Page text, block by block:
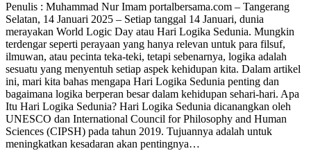
Penulis : Muhammad Nur Imam portalbersama.com – Tangerang
Selatan, 14 Januari 2025 – Setiap tanggal 14 Januari, dunia
merayakan World Logic Day atau Hari Logika Sedunia. Mungkin
terdengar seperti perayaan yang hanya relevan untuk para filsuf,
ilmuwan, atau pecinta teka-teki, tetapi sebenarnya, logika adalah
sesuatu yang menyentuh setiap aspek kehidupan kita. Dalam artikel
ini, mari kita bahas mengapa Hari Logika Sedunia penting dan
bagaimana logika berperan besar dalam kehidupan sehari-hari. Apa
Itu Hari Logika Sedunia? Hari Logika Sedunia dicanangkan oleh
UNESCO dan International Council for Philosophy and Human
Sciences (CIPSH) pada tahun 2019. Tujuannya adalah untuk
meningkatkan kesadaran akan pentingnya…